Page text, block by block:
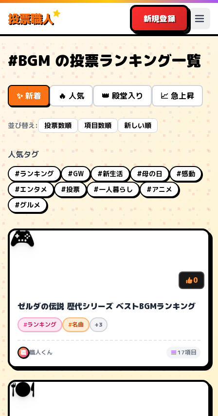
投票職人 新規登録
#BGM の投票ランキング一覧
✨ 新着 🔥 人気 👑 殿堂入り 📈 急上昇
並び替え: 投票数順 項目数順 新しい順
人気タグ
#ランキング #GW #新生活 #母の日
#感動
#エンタメ
#投票 #一人暮らし
#アニメ
#グルメ
🎮
0
ゼルダの伝説 歴代シリーズ ベストBGMランキング
#ランキング #名曲 +3
職 職人くん 17項目
🍽️